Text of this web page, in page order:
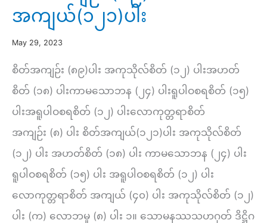
အကျယ်(၁၂၁)ပါး
May 29, 2023
စိတ်အကျဉ်း (၈၉)ပါး အကုသိုလ်စိတ် (၁၂) ပါးအဟတ်
စိတ် (၁၈) ပါးကာမသောဘန (၂၄) ပါးရူပါဝစရစိတ် (၁၅)
ပါးအရူပါဝစရစိတ် (၁၂) ပါးလောကုတ္တရာစိတ်
အကျဉ်း (၈) ပါး စိတ်အကျယ်(၁၂၁)ပါး အကုသိုလ်စိတ်
(၁၂) ပါး အဟတ်စိတ် (၁၈) ပါး ကာမသောဘန (၂၄) ပါး
ရူပါဝစရစိတ် (၁၅) ပါး အရူပါဝစရစိတ် (၁၂) ပါး
လောကုတ္တရာစိတ် အကျယ် (၄၀) ပါး အကုသိုလ်စိတ် (၁၂)
ပါး (က) လောဘမူ (၈) ပါး ၁။ သောမနဿသဟဂုတ် ဒိဋ္ဌိဂ